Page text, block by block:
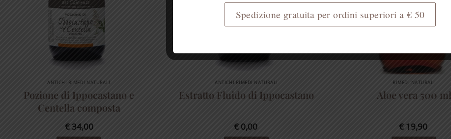
ANTICHI RIMEDI NATURALI
Pozione di Ippocastano e
Centella composta
€34,00
ANTICHI RIMEDI NATURALI
Estratto Fluido di Ippocastano
€0,00
RIMEDI NATURALI
Aloe vera 500 ml
€19,90
Spedizione gratuita per ordini superiori a € 50